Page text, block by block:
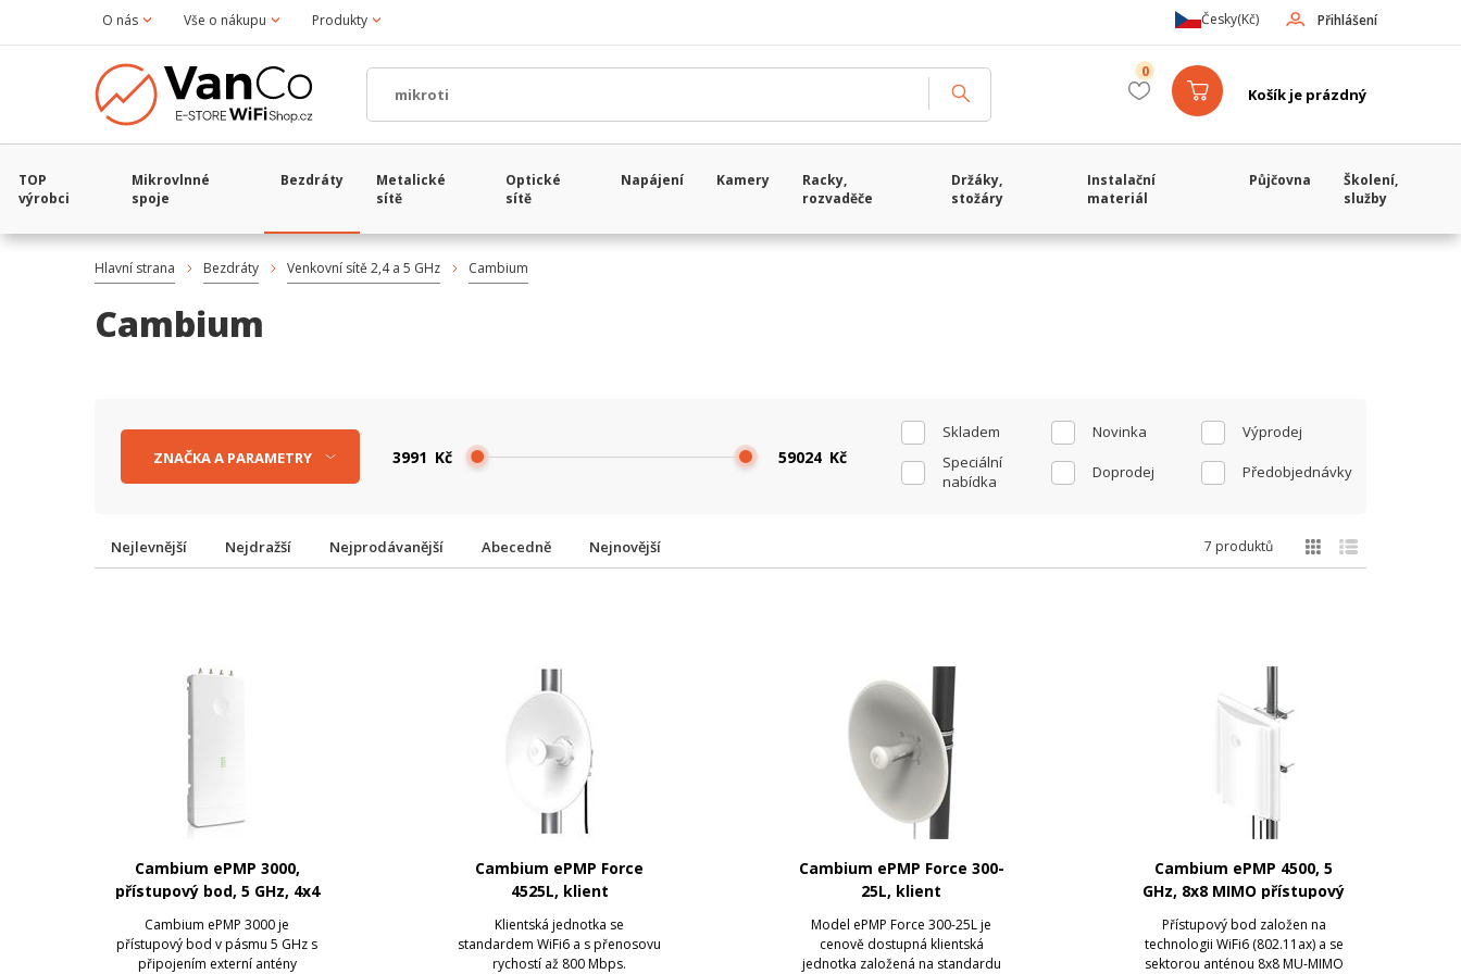
O nás Vše o nákupu Produkty Přihlášení
Česky(Kč)
Košík je prázdný
0
TOP
výrobci
Mikrovlnné
spoje
Bezdráty
Metalické
sítě
Optické
sítě
Napájení Kamery
Racky,
rozvaděče
Držáky,
stožáry
Instalační
materiál
Půjčovna
Školení,
služby
Hlavní strana Bezdráty Venkovní sítě 2,4 a 5 GHz Cambium
Cambium
Skladem Novinka
Výprodej
Speciální
nabídka
Doprodej Předobjednávky
Kč Kč
ZNAČKAA PARAMETRY
Nejlevnější Nejdražší Nejprodávanější Abecedně Nejnovější 7 produktů
Cambium ePMP 3000,
přístupový bod, 5 GHz, 4x4
Cambium ePMP 3000 je
přístupový bod v pásmu 5 GHz s
připojením externí antény
Cambium ePMP Force
4525L, klient
Klientská jednotka se
standardem WiFi6 a s přenosovu
rychostí až 800 Mbps.
Cambium ePMP Force 300-
25L, klient
Model ePMP Force 300-25L je
cenově dostupná klientská
jednotka založená na standardu
Cambium ePMP 4500, 5
GHz, 8x8 MIMO přístupový
bod
Přístupový bod založen na
technologii WiFi6 (802.11ax) a se
sektorou anténou 8x8 MU-MIMO